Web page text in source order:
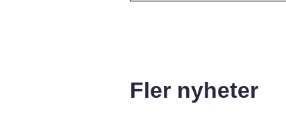
Fler nyheter